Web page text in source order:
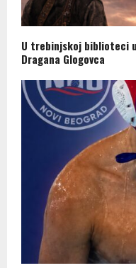
U trebinjskoj biblioteci
Dragana Glogovca